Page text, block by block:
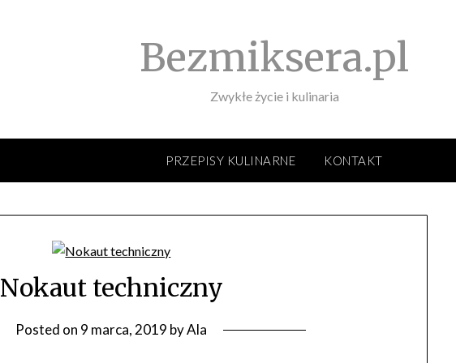
Bezmiksera.pl
Zwykłe życie i kulinaria
PRZEPISY KULINARNE KONTAKT
Nokaut techniczny
Posted on 9 marca, 2019 byAla